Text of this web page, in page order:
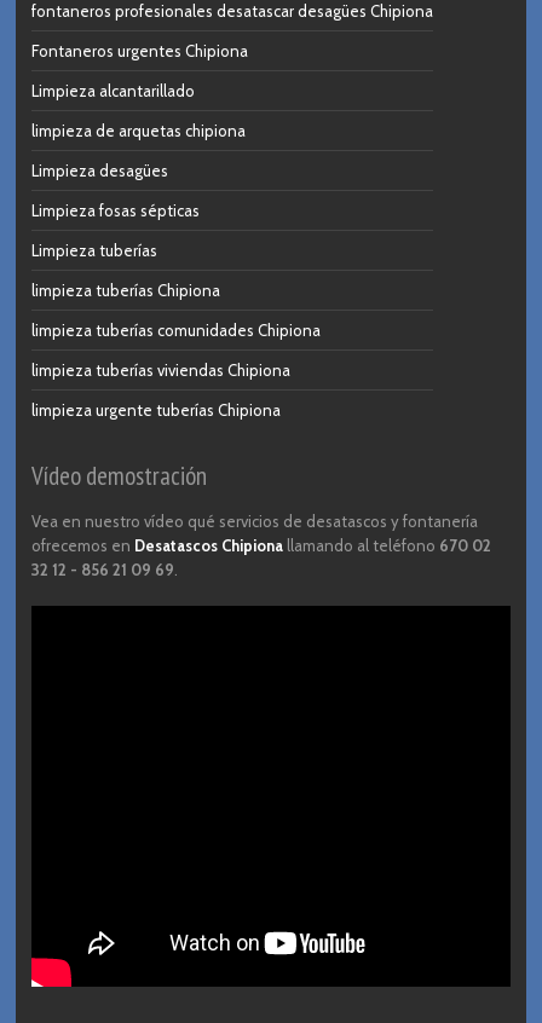
fontaneros profesionales desatascar desagües Chipiona
Fontaneros urgentes Chipiona
Limpieza alcantarillado
limpieza de arquetas chipiona
Limpieza desagües
Limpieza fosas sépticas
Limpieza tuberías
limpieza tuberías Chipiona
limpieza tuberías comunidades Chipiona
limpieza tuberías viviendas Chipiona
limpieza urgente tuberías Chipiona
Vídeo demostración
Vea en nuestro vídeo qué servicios de desatascos y fontanería
ofrecemos en Desatascos Chipionallamando al teléfono 670 02
32 12 - 856 21 09 69